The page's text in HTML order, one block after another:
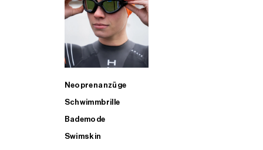
Neoprenanzüge
Schwimmbrille
Bademode
Swimskin